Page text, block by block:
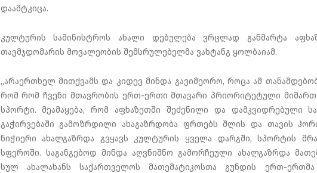
დაამტკიცა.
კულტურის სამინისტროს ახალი დებულება ვრცლად განმარტა
თავმჯდომარის მოვალეობის შემსრულებელმა ვახტანგ ყოლბაიამ.
„არაერთხელ მითქვამს და კიდევ მინდა გავიმეორო, როცა ამ
რომ რომ ჩვენი მთავრობის ერთ-ერთი მთავარი პრიორიტეტული
სპორტი. მეამაყება, რომ აფხაზეთში შეძენილი და დამკვიდრებული
გაჭირვებაში გამოზრდილი ახაგაზრდობა ფრთებს შლის და თავის
ნიჭიერი ახალგაზრდა გვყავს კულტურის ყველა დარგში, სპორტის
სფეროში. საგანგებოდ მინდა აღვნიშნო გამორჩეული ახალგაზრდა
სულ ახალახანს საქართველოს მათემატიკოსთა გუნდის ერთ-